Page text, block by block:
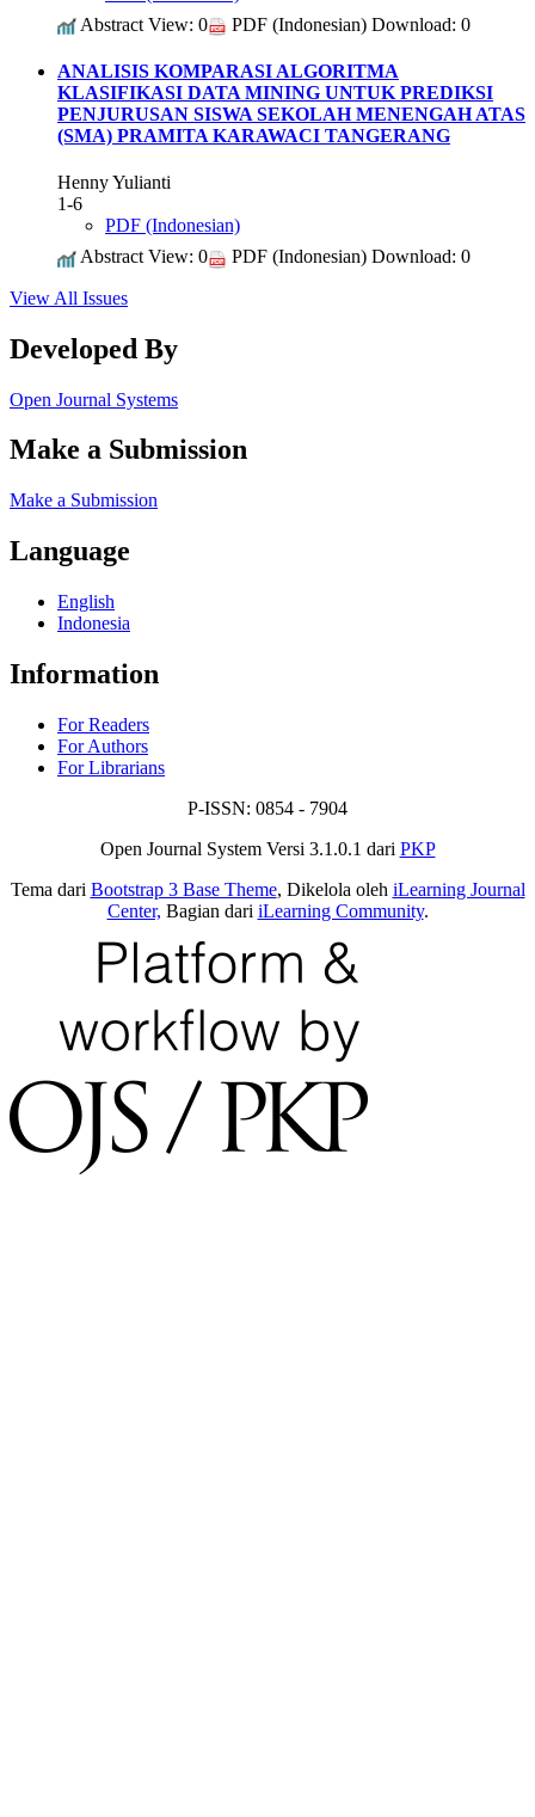
Abstract View: 0
PDF (Indonesian) Download: 0
ANALISIS KOMPARASI ALGORITMA
KLASIFIKASI DATA MINING UNTUK PREDIKSI
PENJURUSAN SISWA SEKOLAH MENENGAH ATAS
(SMA) PRAMITA KARAWACI TANGERANG
Henny Yulianti
1-6
PDF (Indonesian)
Abstract View: 0
PDF (Indonesian) Download: 0
View All Issues
Developed By
Open Journal Systems
Make a Submission
Make a Submission
Language
English
Indonesia
Information
For Readers
For Authors
For Librarians
P-ISSN: 0854 - 7904
Open Journal System Versi 3.1.0.1 dari PKP
Tema dari Bootstrap 3 Base Theme, Dikelola oleh iLearning Journal
Center, Bagian dari iLearning Community.